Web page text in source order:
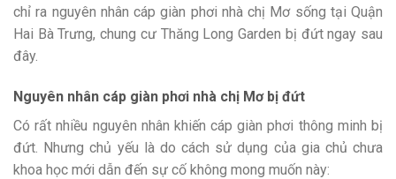
chỉ ra nguyên nhân cáp giàn phơi nhà chị Mơ sống tại Quận
Hai Bà Trưng, chung cư Thăng Long Garden bị đứt ngay sau
đây.
Nguyên nhân cáp giàn phơi nhà chị Mơ bị đứt
Có rất nhiều nguyên nhân khiến cáp giàn phơi thông minh bị
đứt. Nhưng chủ yếu là do cách sử dụng của gia chủ chưa
khoa học mới dẫn đến sự cố không mong muốn này: